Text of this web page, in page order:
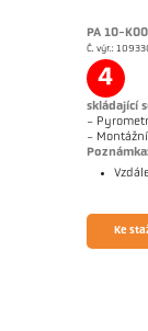
PA 10-
Č. výr.:
4
skládající
- Pyrometr
-
Poznámka:
Ke